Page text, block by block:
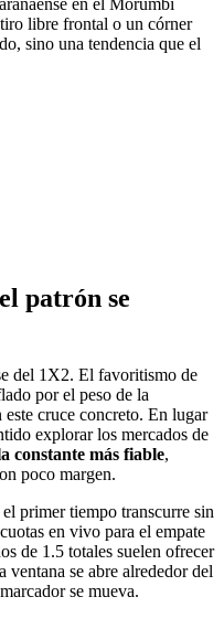
en el Morumbi
libre frontal o un córner
sino una tendencia que el
patrón se
del 1X2. El favoritismo de
por el peso de la
este cruce concreto. En lugar
explorar los mercados de
constante más fiable,
poco margen.
primer tiempo transcurre sin
en vivo para el empate
de 1.5 totales suelen ofrecer
se abre alrededor del
se mueva.